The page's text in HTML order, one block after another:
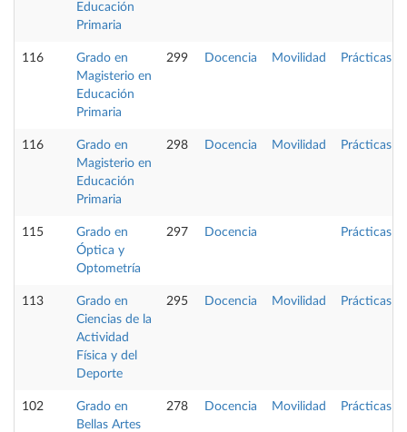
Educación
Primaria
116
Grado en
Magisterio en
Educación
Primaria
299 Docencia Movilidad Prácticas
116
Grado en
Magisterio en
Educación
Primaria
298 Docencia Movilidad Prácticas
115
Grado en
Óptica y
Optometría
297 Docencia Prácticas
113
Grado en
Ciencias de la
Actividad
Física y del
Deporte
295 Docencia Movilidad Prácticas
102
Grado en
Bellas Artes
278 Docencia Movilidad Prácticas